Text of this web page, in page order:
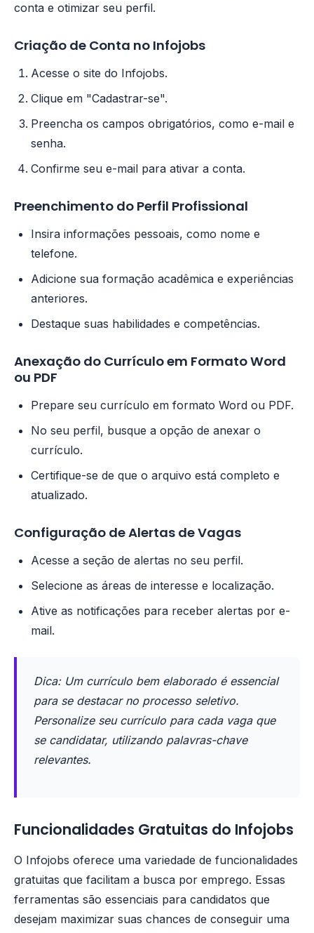
conta e otimizar seu perfil.
Criação de Conta no Infojobs
Acesse o site do Infojobs.
Clique em "Cadastrar-se".
Preencha os campos obrigatórios, como e-mail e
senha.
Confirme seu e-mail para ativar a conta.
Preenchimento do Perfil Profissional
Insira informações pessoais, como nome e
telefone.
Adicione sua formação acadêmica e experiências
anteriores.
Destaque suas habilidades e competências.
Anexação do Currículo em Formato Word
ou PDF
Prepare seu currículo em formato Word ou PDF.
No seu perfil, busque a opção de anexar o
currículo.
Certifique-se de que o arquivo está completo e
atualizado.
Configuração de Alertas de Vagas
Acesse a seção de alertas no seu perfil.
Selecione as áreas de interesse e localização.
Ative as notificações para receber alertas por e-
mail.
Dica: Um currículo bem elaborado é essencial
para se destacar no processo seletivo.
Personalize seu currículo para cada vaga que
se candidatar, utilizando palavras-chave
relevantes.
Funcionalidades Gratuitas do Infojobs
O Infojobs oferece uma variedade de funcionalidades
gratuitas que facilitam a busca por emprego. Essas
ferramentas são essenciais para candidatos que
desejam maximizar suas chances de conseguir uma